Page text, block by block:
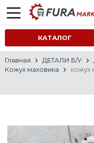
КАТАЛОГ
Главная ДЕТАЛИ Б/У
Кожух маховика
кожух